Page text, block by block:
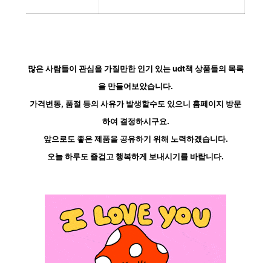
많은 사람들이 관심을 가질만한 인기 있는 udt책 상품들의 목록
을 만들어보았습니다.
가격변동, 품절 등의 사유가 발생할수도 있으니 홈페이지 방문
하여 결정하시구요.
앞으로도 좋은 제품을 공유하기 위해 노력하겠습니다.
오늘 하루도 즐겁고 행복하게 보내시기를 바랍니다.